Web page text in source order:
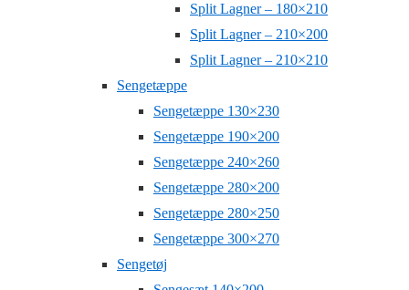
Split Lagner – 180×210
Split Lagner – 210×200
Split Lagner – 210×210
Sengetæppe
Sengetæppe 130×230
Sengetæppe 190×200
Sengetæppe 240×260
Sengetæppe 280×200
Sengetæppe 280×250
Sengetæppe 300×270
Sengetøj